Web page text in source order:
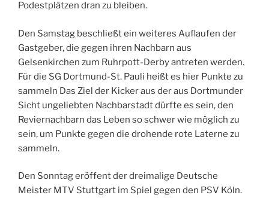
Podestplätzen dran zu bleiben.
Den Samstag beschließt ein weiteres Auflaufen der
Gastgeber, die gegen ihren Nachbarn aus
Gelsenkirchen zum Ruhrpott-Derby antreten werden.
Für die SG Dortmund-St. Pauli heißt es hier Punkte zu
sammeln Das Ziel der Kicker aus der aus Dortmunder
Sicht ungeliebten Nachbarstadt dürfte es sein, den
Reviernachbarn das Leben so schwer wie möglich zu
sein, um Punkte gegen die drohende rote Laterne zu
sammeln.
Den Sonntag eröffent der dreimalige Deutsche
Meister MTV Stuttgart im Spiel gegen den PSV Köln.